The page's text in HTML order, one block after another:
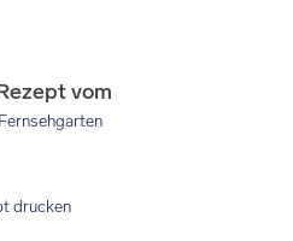
vom
drucken